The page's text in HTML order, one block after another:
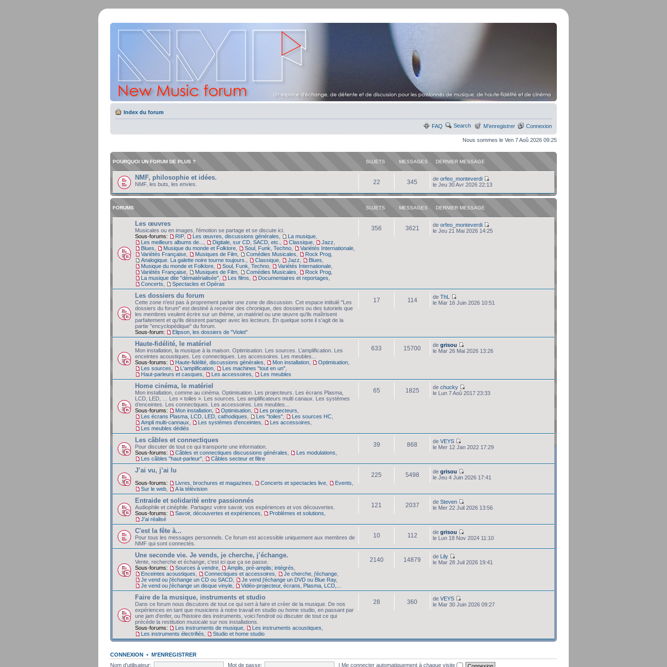
Index du forum
FAQ Search M’enregistrer Connexion
Nous sommes le Ven 7 Aoû 2026 09:25
POURQUOI UN FORUM DE PLUS ? SUJETS MESSAGES DERNIER MESSAGE
NMF, philosophie et idées.
NMF, les buts, les envies. 22 345 deorfeo_monteverdi
le Jeu 30 Avr 2026 22:13
FORUMS SUJETS MESSAGES DERNIER MESSAGE
Les œuvres
Musicales ou en images, l'émotion se partage et se discute ici.
Sous-forums:
RIP, Les œuvres, discussions générales La musique
Les meilleurs albums de...
Digitale, sur CD, SACD, etc. Classique Jazz
Blues
Musique du monde et Folklore Soul, Funk, Techno Variétés Internationale
Variétés Française
Musiques de Film Comédies Musicales Rock Prog
Analogique. La galette noire tourne toujours.
Classique Jazz Blues
Musique du monde et Folklore
Soul, Funk, Techno Variétés Internationale
Variétés Française
Musiques de Film Comédies Musicales Rock Prog
La musique dite "dématérialisée"
Les films Documentaires et reportages
Concerts
Spectacles et Opéras
356 3621 deorfeo_monteverdi
le Jeu 21 Mai 2026 14:25
Les dossiers du forum
Cette zone n'est pas à proprement parler une zone de discussion. Cet espace intitulé "Les
dossiers du forum" est destiné à recevoir des chronique, des dossiers ou des tutoriels que
les membres veulent écrire sur un thème, un matériel ou une œuvre qu'ils maîtrisent
parfaitement et qu'ils désirent partager avec les lecteurs. En quelque sorte il s'agit de la
partie "encyclopédique" du forum.
Sous-forum:
Elipson, les dossiers de "Violet"
17 114 deThL
le Mar 16 Juin 2026 10:51
Haute-fidélité, le matériel
Mon installation, la musique à la maison. Optimisation. Les sources. L’amplification. Les
enceintes acoustiques. Les connectiques. Les accessoires. Les meubles...
Sous-forums:
Haute-fidélité, discussions générales Mon installation Optimisation
Les sources
L'amplification Les machines "tout en un"
Haut-parleurs et casques
Les accessoires Les meubles
633 15700 degrisou
le Mar 26 Mai 2026 13:26
Home cinéma, le matériel
Mon installation, comme au cinéma. Optimisation. Les projecteurs. Les écrans Plasma,
LCD, LED, … Les « toiles ». Les sources. Les amplificateurs multi canaux. Les systèmes
d’enceintes. Les connectiques. Les accessoires. Les meubles...
Sous-forums:
Mon installation Optimisation Les projecteurs
Les écrans Plasma, LCD, LED, cathodiques
Les "toiles" Les sources HC
Ampli multi-cannaux
Les systèmes d'enceintes Les accessoires
Les meubles dédiés
65 1825 dechucky
le Lun 7 Aoû 2017 23:33
Les câbles et connectiques
Pour discuter de tout ce qui transporte une information.
Sous-forums:
Câbles et connectiques discussions générales Les modulations
Les câbles "haut-parleur"
Câbles secteur et filtre
39 868 deVEYS
le Mer 12 Jan 2022 17:29
J’ai vu, j’ai lu
Sous-forums: Livres, brochures et magazines Concerts et spectacles live Events
Sur le web
A la télévision
225 5498 degrisou
le Jeu 4 Juin 2026 17:41
Entraide et solidarité entre passionnés
Audiophile et cinéphile. Partagez votre savoir, vos expériences et vos découvertes.
Sous-forums:
Savoir, découvertes et expériences Problèmes et solutions
J'ai réalisé
121 2037 deSteven
le Mer 22 Juil 2026 13:56
C'est la fête à...
Pour tous les messages personnels. Ce forum est accessible uniquement aux membres de
NMF qui sont connectés.
10 112 degrisou
le Lun 18 Nov 2024 11:10
Une seconde vie. Je vends, je cherche, j’échange.
Vente, recherche et échange, c'est ici que ça se passe.
Sous-forums:
Sources à vendre Amplis, pré-amplis; intégrés
Enceintes acoustiques
Connectiques et accessoires Je cherche, j'échange
Je vend ou j'échange un CD ou SACD
Je vend j'échange un DVD ou Blue Ray,
Je vend ou j'échange un disque vinyle
Vidéo-projecteur, écrans, Plasma, LCD,...
2140 14879 de Lily
le Mar 28 Juil 2026 19:41
Faire de la musique, instruments et studio
Dans ce forum nous discutons de tout ce qui sert à faire et créer de la musique. De nos
expériences en tant que musiciens à notre travail en studio ou home studio, en passant par
une jam d'enfer, ou l'histoire des instruments, voici l'endroit où discuter de tout ce qui
précède la restitution musicale sur nos installations.
Sous-forums:
Les instruments de musique Les instruments acoustiques
Les instruments électrifiés
Studio et home studio
28 360 deVEYS
le Mar 30 Juin 2026 09:27
CONNEXION • M’ENREGISTRER
Nom d’utilisateur:
Mot de passe: Me connecter automatiquement à chaque visite